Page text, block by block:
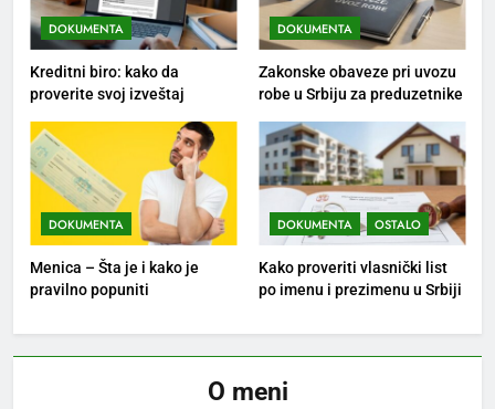
DOKUMENTA
Kreditni biro: kako da
proverite svoj izveštaj
DOKUMENTA
Zakonske obaveze pri uvozu
robe u Srbiju za preduzetnike
DOKUMENTA
Menica – Šta je i kako je
pravilno popuniti
DOKUMENTA OSTALO
Kako proveriti vlasnički list
po imenu i prezimenu u Srbiji
O meni